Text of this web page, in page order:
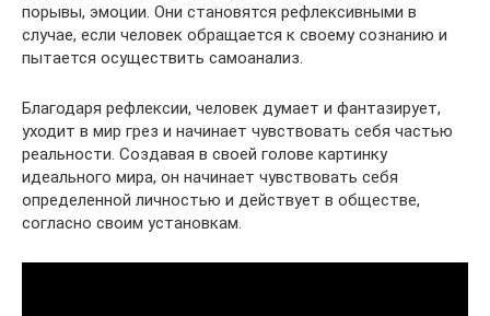
порывы, эмоции. Они становятся рефлексивными в
случае, если человек обращается к своему сознанию и
пытается осуществить самоанализ.
Благодаря рефлексии, человек думает и фантазирует,
уходит в мир грез и начинает чувствовать себя частью
реальности. Создавая в своей голове картинку
идеального мира, он начинает чувствовать себя
определенной личностью и действует в обществе,
согласно своим установкам.